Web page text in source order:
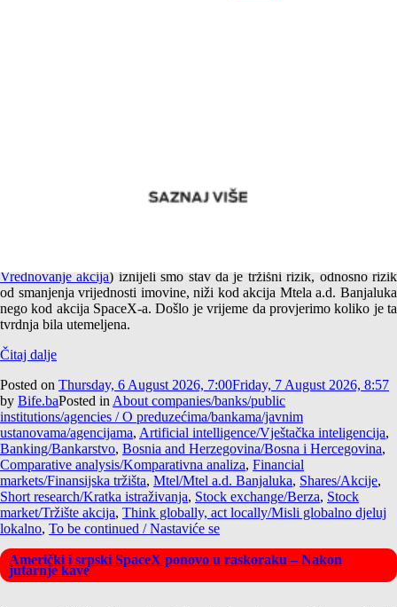
Empirijska potvrda različitog tržišnog rizika akcija Mtela a.d.
Vrednovanje akcija) iznijeli smo stav da je tržišni rizik, odnosno rizik
od smanjenja vrijednosti imovine, niži kod akcija Mtela a.d. Banjaluka
nego kod akcija SpaceX-a. Došlo je vrijeme da provjerimo koliko je ta
tvrdnja bila utemeljena.
Čitaj dalje
Posted on Thursday, 6 August 2026, 7:00Friday, 7 August 2026, 8:57
by Bife.baPosted in About companies/banks/public
institutions/agencies / O preduzećima/bankama/javnim
ustanovama/agencijama, Artificial intelligence/Vještačka inteligencija,
Banking/Bankarstvo, Bosnia and Herzegovina/Bosna i Hercegovina,
Comparative analysis/Komparativna analiza, Financial
markets/Finansijska tržišta, Mtel/Mtel a.d. Banjaluka, Shares/Akcije,
Short research/Kratka istraživanja, Stock exchange/Berza, Stock
market/Tržište akcija, Think globally, act locally/Misli globalno djeluj
lokalno, To be continued / Nastaviće se
Američki i srpski SpaceX ponovo u raskoraku – Nakon
jutarnje kave